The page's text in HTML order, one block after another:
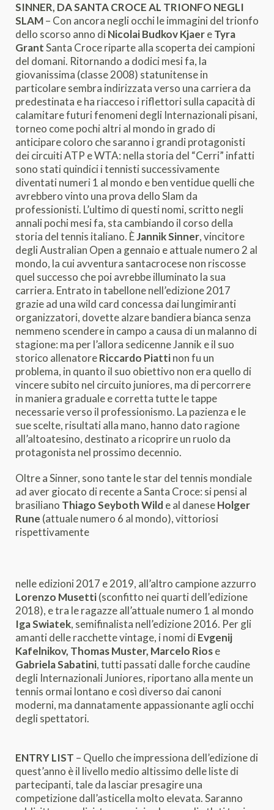
SINNER, DA SANTA CROCE AL TRIONFO NEGLI
SLAM– Con ancora negli occhi le immagini del trionfo
dello scorso anno diNicolai Budkov KjaereTyra
GrantSanta Croce riparte alla scoperta dei campioni
del domani. Ritornando a dodici mesi fa, la
giovanissima (classe 2008) statunitense in
particolare sembra indirizzata verso una carriera da
predestinata e ha riacceso i riflettori sulla capacità di
calamitare futuri fenomeni degli Internazionali pisani,
torneo come pochi altri al mondo in grado di
anticipare coloro che saranno i grandi protagonisti
dei circuiti ATP e WTA: nella storia del “Cerri” infatti
sono stati quindici i tennisti successivamente
diventati numeri 1 al mondo e ben ventidue quelli che
avrebbero vinto una prova dello Slam da
professionisti. L’ultimo di questi nomi, scritto negli
annali pochi mesi fa, sta cambiando il corso della
storia del tennis italiano. ÈJannik Sinner, vincitore
degli Australian Open a gennaio e attuale numero 2 al
mondo, la cui avventura santacrocese non riscosse
quel successo che poi avrebbe illuminato la sua
carriera. Entrato in tabellone nell’edizione 2017
grazie ad una wild card concessa dai lungimiranti
organizzatori, dovette alzare bandiera bianca senza
nemmeno scendere in campo a causa di un malanno di
stagione: ma per l’allora sedicenne Jannik e il suo
storico allenatoreRiccardo Piattinon fu un
problema, in quanto il suo obiettivo non era quello di
vincere subito nel circuito juniores, ma di percorrere
in maniera graduale e corretta tutte le tappe
necessarie verso il professionismo. La pazienza e le
sue scelte, risultati alla mano, hanno dato ragione
all’altoatesino, destinato a ricoprire un ruolo da
protagonista nel prossimo decennio.
Oltre a Sinner, sono tante le star del tennis mondiale
ad aver giocato di recente a Santa Croce: si pensi al
brasiliano Thiago Seyboth Wild e al daneseHolger
Rune (attuale numero 6 al mondo), vittoriosi
rispettivamente
nelle edizioni 2017 e 2019, all’altro campione azzurro
Lorenzo Musetti(sconfitto nei quarti dell’edizione
2018), e tra le ragazze all’attuale numero 1 al mondo
Iga Swiatek, semifinalista nell’edizione 2016. Per gli
amanti delle racchette vintage, i nomi diEvgenij
Kafelnikov, Thomas Muster, Marcelo Riose
Gabriela Sabatini, tutti passati dalle forche caudine
degli Internazionali Juniores, riportano alla mente un
tennis ormai lontano e così diverso dai canoni
moderni, ma dannatamente appassionante agli occhi
degli spettatori.
ENTRY LIST – Quello che impressiona dell’edizione di
quest’anno è il livello medio altissimo delle liste di
partecipanti, tale da lasciar presagire una
competizione dall’asticella molto elevata. Saranno